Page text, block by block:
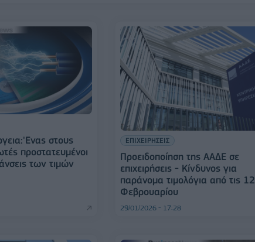
στους
προστατευμένοι
των τιμών
ΕΠΙΧΕΙΡΗΣΕΙΣ
Προειδοποίηση της ΑΑΔΕ σε
επιχειρήσεις - Κίνδυνος για
παράνομα τιμολόγια από τις 12
Φεβρουαρίου
29/01/2026 - 17:28